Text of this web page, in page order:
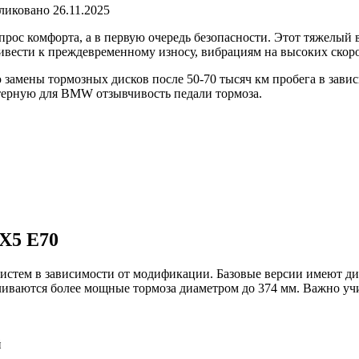
26.11.2025
комфорта, а в первую очередь безопасности. Этот тяжелый
к преждевременному износу, вибрациям на высоких
тормозных дисков после 50-70 тысяч км пробега в
для BMW отзывчивость педали тормоза.
E70
в зависимости от модификации. Базовые версии имеют
более мощные тормоза диаметром до 374 мм. Важно